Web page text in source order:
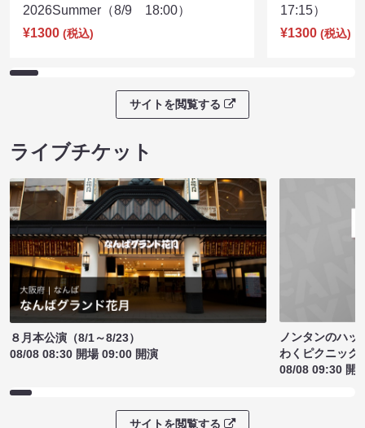
2026Summer（8/9 18:00）
¥1300 (税込)
17:15）
¥1300 (税込)
サイトを閲覧する
ライブチケット
８月本公演（8/1～8/23）
08/08 08:30 開場 09:00 開演
ノンタンのハッ
わくピクニック
08/08 09:30 開
サイトを閲覧する